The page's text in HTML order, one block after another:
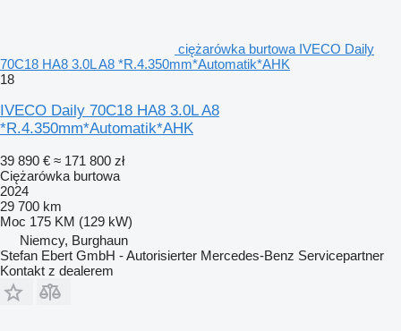
ciężarówka burtowa IVECO Daily
70C18 HA8 3.0L A8 *R.4.350mm*Automatik*AHK
18
IVECO Daily 70C18 HA8 3.0L A8
*R.4.350mm*Automatik*AHK
39 890 € ≈ 171 800 zł
Ciężarówka burtowa
2024
29 700 km
Moc 175 KM (129 kW)
Niemcy, Burghaun
Stefan Ebert GmbH - Autorisierter Mercedes-Benz Servicepartner
Kontakt z dealerem